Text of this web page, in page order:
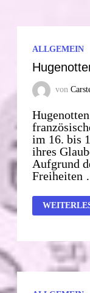
ALLGEMEIN
von
im 16. bis
ihres
Aufgrund
Freiheiten
IN